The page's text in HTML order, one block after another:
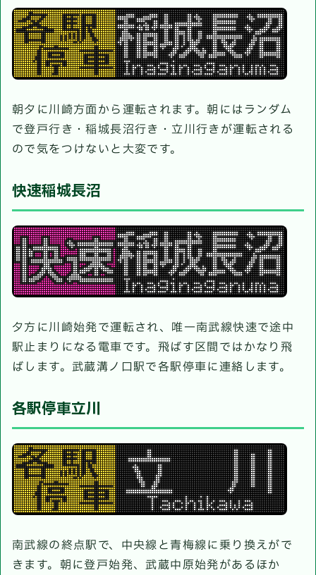
朝夕に川崎方面から運転されます。朝にはランダム
で登戸行き・稲城長沼行き・立川行きが運転される
ので気をつけないと大変です。
快速稲城長沼
夕方に川崎始発で運転され、唯一南武線快速で途中
駅止まりになる電車です。飛ばす区間ではかなり飛
ばします。武蔵溝ノ口駅で各駅停車に連絡します。
各駅停車立川
南武線の終点駅で、中央線と青梅線に乗り換えがで
きます。朝に登戸始発、武蔵中原始発があるほか